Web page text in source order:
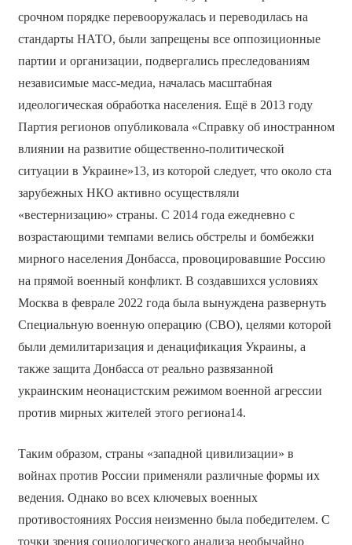
срочном порядке перевооружалась и переводилась на
стандарты НАТО, были запрещены все оппозиционные
партии и организации, подвергались преследованиям
независимые масс-медиа, началась масштабная
идеологическая обработка населения. Ещё в 2013 году
Партия регионов опубликовала «Справку об иностранном
влиянии на развитие общественно-политической
ситуации в Украине»13, из которой следует, что около ста
зарубежных НКО активно осуществляли
«вестернизацию» страны. С 2014 года ежедневно c
возрастающими темпами велись обстрелы и бомбежки
мирного населения Донбасса, провоцировавшие Россию
на прямой военный конфликт. В создавшихся условиях
Москва в феврале 2022 года была вынуждена развернуть
Специальную военную операцию (СВО), целями которой
были демилитаризация и денацификация Украины, а
также защита Донбасса от реально развязанной
украинским неонацистским режимом военной агрессии
против мирных жителей этого региона14.
Таким образом, страны «западной цивилизации» в
войнах против России применяли различные формы их
ведения. Однако во всех ключевых военных
противостояниях Россия неизменно была победителем. С
точки зрения социологического анализа необычайно